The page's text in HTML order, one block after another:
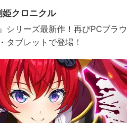
クロニクル
シリーズ最新作！再びPCブラウ
タブレットで登場！